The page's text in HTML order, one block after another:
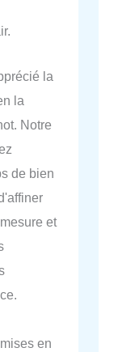
la
la
Notre
de bien
et
en